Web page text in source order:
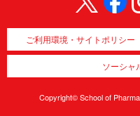
ご利用環境・サイトポリシー
ソーシャ
Copyright© School of